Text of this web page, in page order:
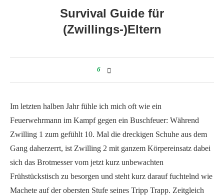
Survival Guide für
(Zwillings-)Eltern
6
Im letzten halben Jahr fühle ich mich oft wie ein
Feuerwehrmann im Kampf gegen ein Buschfeuer: Während
Zwilling 1 zum gefühlt 10. Mal die dreckigen Schuhe aus dem
Gang daherzerrt, ist Zwilling 2 mit ganzem Körpereinsatz dabei
sich das Brotmesser vom jetzt kurz unbewachten
Frühstückstisch zu besorgen und steht kurz darauf fuchtelnd wie
Machete auf der obersten Stufe seines Tripp Trapp. Zeitgleich